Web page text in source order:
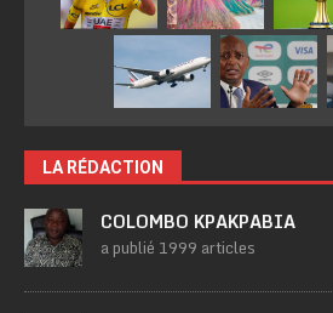
LA RÉDACTION
COLOMBO KPAKPABIA
a publié 1999 articles